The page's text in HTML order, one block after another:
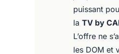
puissant
la TV by
L’offre ne
les DOM et